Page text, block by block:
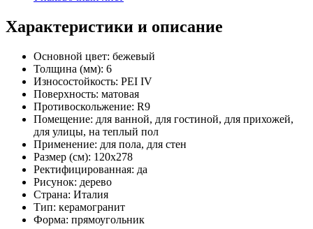
Характеристики и описание
Основной цвет: бежевый
Толщина (мм): 6
Износостойкость: PEI IV
Поверхность: матовая
Противоскольжение: R9
Помещение: для ванной, для гостиной, для прихожей,
для улицы, на теплый пол
Применение: для пола, для стен
Размер (см): 120x278
Ректифицированная: да
Рисунок: дерево
Страна: Италия
Тип: керамогранит
Форма: прямоугольник